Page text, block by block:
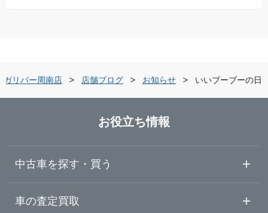
ガリバー車検 宇部店
ガリバー山口インター店
ガリバー山口店
ガリバー岩国店
県東
山口県
ガリバー周南店 店舗ブログ お知らせ いいブーブーの日
お役立ち情報
中古車を探す・買う
中古車情報・中古車検索
車の査定買取